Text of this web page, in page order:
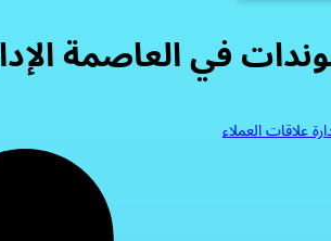
في العاصمة
علاقات العملاء